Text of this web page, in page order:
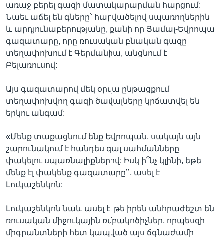
առաջ բերել գազի մատակարարման հարցում:
Նաեւ աճել են գները` հարվածելով սպառողներին
և արդյունաբերությանը, քանի որ Յամալ-Եվրոպա
գազատարը, որը ռուսական բնական գազը
տեղափոխում է Գերմանիա, անցնում է
Բելառուսով:
Այս գազատարով մեկ օրվա ընթացքում
տեղափոխվող գազի ծավալները կրճատվել են
երկու անգամ:
«Մենք տաքացնում ենք Եվրոպան, սակայն այն
շարունակում է հանդես գալ սահմանները
փակելու սպառնալիքներով: Իսկ ի՞նչ կլինի, եթե
մենք էլ փակենք գազատարը’’, ասել է
Լուկաշենկոն:
Լուկաշենկոն նաև ասել է, թե իրեն անհրաժեշտ են
ռուսական միջուկային ռմբակոծիչներ, որպեսզի
միգրանտների հետ կապված այս ճգնաժամի